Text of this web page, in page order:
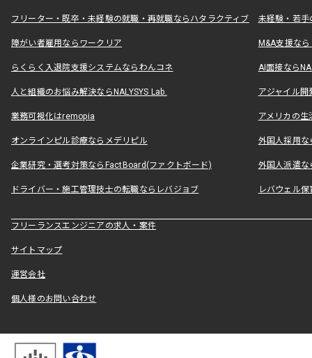
フリーター・既卒・未経験の就職・再就職ならハタラクティブ 未経験・若手
障がい者雇用ならワークリア M&A支援な
らくらく入退院支援システムならわんコネ AI面接なら
人と組織のお悩み解決ならNALYSYS Lab. アジャイル
業務可視化はremopia アメリカの
オンラインピル診療ならメデリピル 外国人採用
企業研究・選考対策ならFactBoard(ファクトボード) 外国人派遣な
ドライバー・施工管理技士の転職ならレバジョブ レバウェル
フリーランスエンジニアの求人・案件
サイトマップ
運営会社
個人様のお問い合わせ